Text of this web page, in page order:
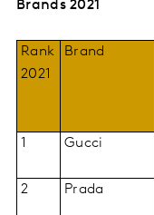
Brands 2021
Rank
2021
Brand
1 Gucci
2 Prada